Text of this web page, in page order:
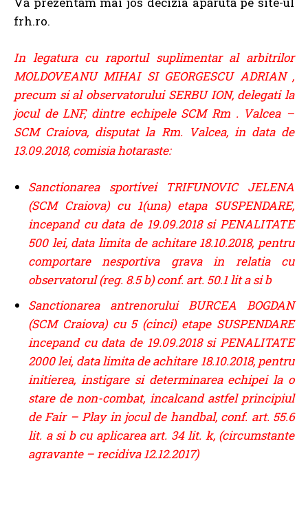
frh.ro.
In legatura cu raportul suplimentar al arbitrilor
MOLDOVEANU MIHAI SI GEORGESCU ADRIAN ,
precum si al observatorului SERBU ION, delegati la
jocul de LNF, dintre echipele SCM Rm . Valcea –
SCM Craiova, disputat la Rm. Valcea, in data de
13.09.2018, comisia hotaraste:
Sanctionarea sportivei TRIFUNOVIC JELENA
(SCM Craiova) cu 1(una) etapa SUSPENDARE,
incepand cu data de 19.09.2018 si PENALITATE
500 lei, data limita de achitare 18.10.2018, pentru
comportare nesportiva grava in relatia cu
observatorul (reg. 8.5 b) conf. art. 50.1 lit a si b
Sanctionarea antrenorului BURCEA BOGDAN
(SCM Craiova) cu 5 (cinci) etape SUSPENDARE
incepand cu data de 19.09.2018 si PENALITATE
2000 lei, data limita de achitare 18.10.2018, pentru
initierea, instigare si determinarea echipei la o
stare de non-combat, incalcand astfel principiul
de Fair – Play in jocul de handbal, conf. art. 55.6
lit. a si b cu aplicarea art. 34 lit. k, (circumstante
agravante – recidiva 12.12.2017)